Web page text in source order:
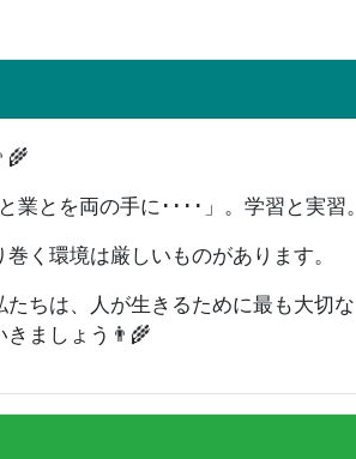
業とを両の手に････」。学習と実習
く環境は厳しいものがあります。
ちは、人が生きるために最も大切
きましょう👨‍🌾